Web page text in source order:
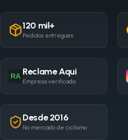
120 mil+
Pedidos entregues
RA Reclame Aqui
Empresa verificada
Desde 2016
No mercado de ciclismo